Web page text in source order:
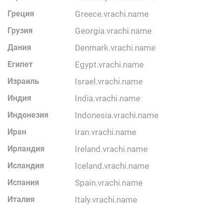
Греция greece.vrachi.name
Грузия georgia.vrachi.name
Дания denmark.vrachi.name
Египет egypt.vrachi.name
Израиль israel.vrachi.name
Индия india.vrachi.name
Индонезия indonesia.vrachi.name
Иран iran.vrachi.name
Ирландия ireland.vrachi.name
Исландия iceland.vrachi.name
Испания spain.vrachi.name
Италия italy.vrachi.name